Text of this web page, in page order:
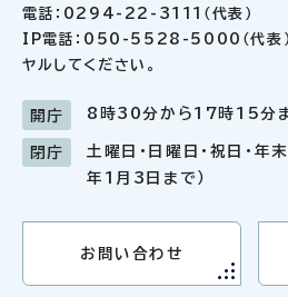
電話：0294-22-3111（代表）
IP電話：050-5528-5000（代表）
ヤルしてください。
開庁 8時30分から17時15分
閉庁
土曜日・日曜日・祝日・
年1月3日まで）
お問い合わせ